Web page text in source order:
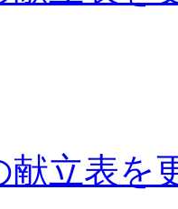
献立表を